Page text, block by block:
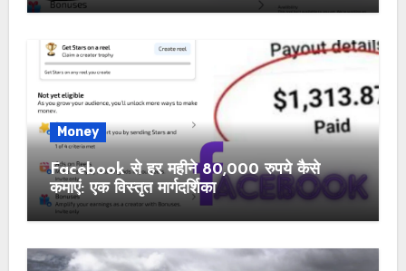
Money
Facebook से हर महीने 80,000 रुपये कैसे
कमाएं: एक विस्तृत मार्गदर्शिका